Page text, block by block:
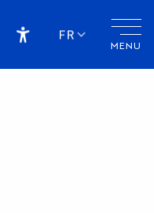
MENU
Accessibilité
FR